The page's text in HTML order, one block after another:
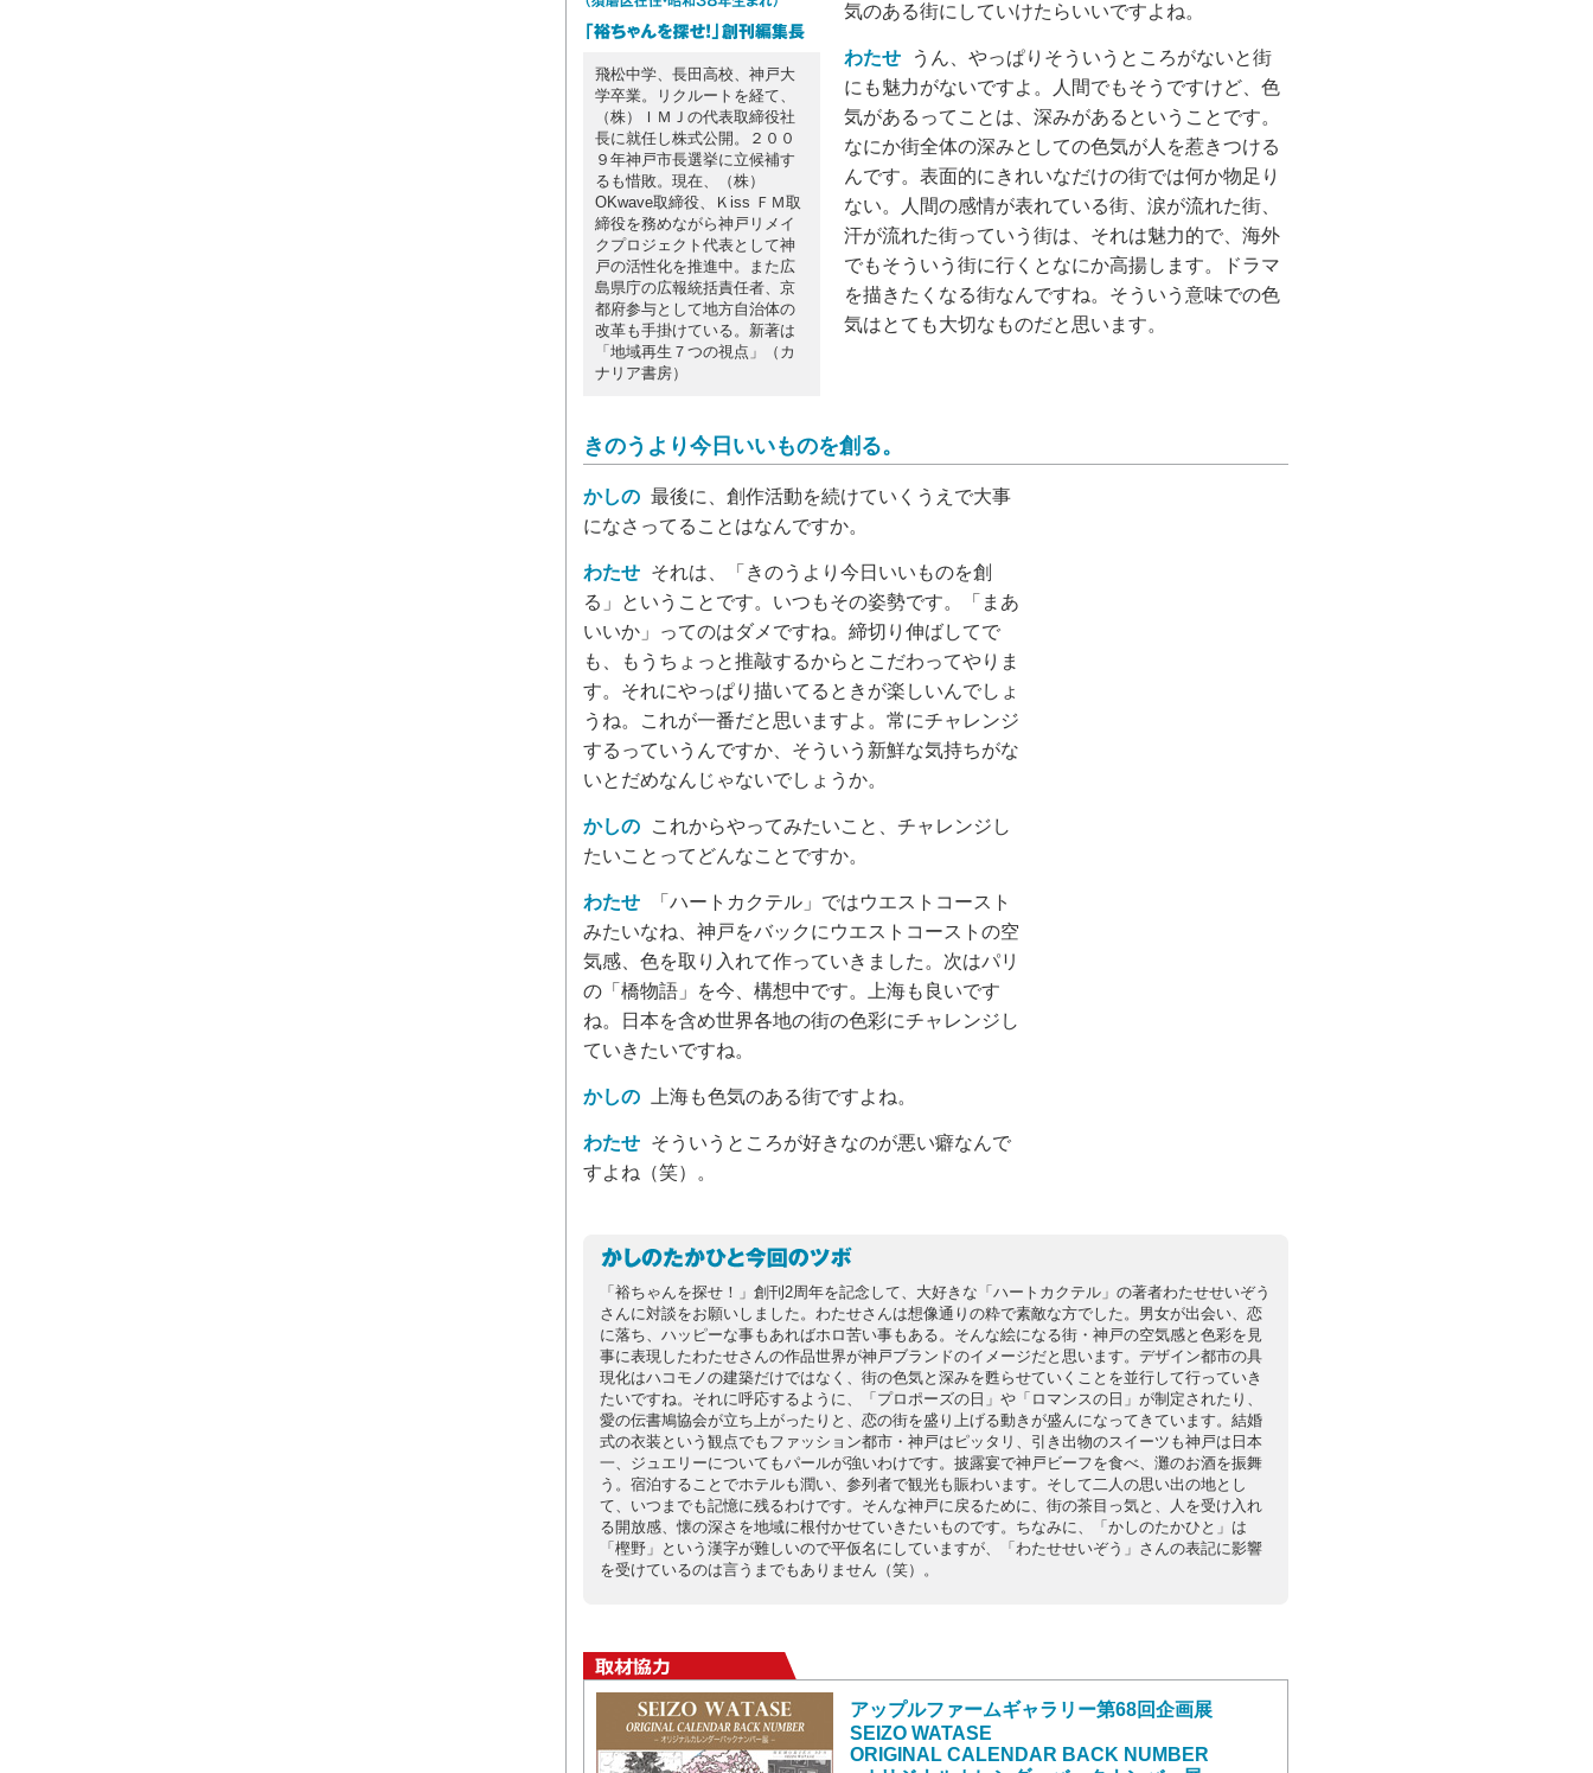
飛松中学、長田高校、神戸大
学卒業。リクルートを経て、
（株）ＩＭＪの代表取締役社
長に就任し株式公開。２００
９年神戸市長選挙に立候補す
るも惜敗。現在、（株）
OKwave取締役、Ｋiss ＦＭ取
締役を務めながら神戸リメイ
クプロジェクト代表として神
戸の活性化を推進中。また広
島県庁の広報統括責任者、京
都府参与として地方自治体の
改革も手掛けている。新著は
「地域再生７つの視点」（カ
ナリア書房）
気のある街にしていけたらいいですよね。
わたせ
うん、やっぱりそういうところがないと街
にも魅力がないですよ。人間でもそうですけど、色
気があるってことは、深みがあるということです。
なにか街全体の深みとしての色気が人を惹きつける
んです。表面的にきれいなだけの街では何か物足り
ない。人間の感情が表れている街、涙が流れた街、
汗が流れた街っていう街は、それは魅力的で、海外
でもそういう街に行くとなにか高揚します。ドラマ
を描きたくなる街なんですね。そういう意味での色
気はとても大切なものだと思います。
きのうより今日いいものを創る。
かしの 最後に、創作活動を続けていくうえで大事
になさってることはなんですか。
わたせ それは、「きのうより今日いいものを創
る」ということです。いつもその姿勢です。「まあ
いいか」ってのはダメですね。締切り伸ばしてで
も、もうちょっと推敲するからとこだわってやりま
す。それにやっぱり描いてるときが楽しいんでしょ
うね。これが一番だと思いますよ。常にチャレンジ
するっていうんですか、そういう新鮮な気持ちがな
いとだめなんじゃないでしょうか。
かしの
これからやってみたいこと、チャレンジし
たいことってどんなことですか。
わたせ
「ハートカクテル」ではウエストコースト
みたいなね、神戸をバックにウエストコーストの空
気感、色を取り入れて作っていきました。次はパリ
の「橋物語」を今、構想中です。上海も良いです
ね。日本を含め世界各地の街の色彩にチャレンジし
ていきたいですね。
かしの 上海も色気のある街ですよね。
わたせ そういうところが好きなのが悪い癖なんで
すよね（笑）。
「裕ちゃんを探せ！」創刊2周年を記念して、大好きな「ハートカクテル」の著者わたせせいぞう
さんに対談をお願いしました。わたせさんは想像通りの粋で素敵な方でした。男女が出会い、恋
に落ち、ハッピーな事もあればホロ苦い事もある。そんな絵になる街・神戸の空気感と色彩を見
事に表現したわたせさんの作品世界が神戸ブランドのイメージだと思います。デザイン都市の具
現化はハコモノの建築だけではなく、街の色気と深みを甦らせていくことを並行して行っていき
たいですね。それに呼応するように、「プロポーズの日」や「ロマンスの日」が制定されたり、
愛の伝書鳩協会が立ち上がったりと、恋の街を盛り上げる動きが盛んになってきています。結婚
式の衣装という観点でもファッション都市・神戸はピッタリ、引き出物のスイーツも神戸は日本
一、ジュエリーについてもパールが強いわけです。披露宴で神戸ビーフを食べ、灘のお酒を振舞
う。宿泊することでホテルも潤い、参列者で観光も賑わいます。そして二人の思い出の地とし
て、いつまでも記憶に残るわけです。そんな神戸に戻るために、街の茶目っ気と、人を受け入れ
る開放感、懐の深さを地域に根付かせていきたいものです。ちなみに、「かしのたかひと」は
「樫野」という漢字が難しいので平仮名にしていますが、「わたせせいぞう」さんの表記に影響
を受けているのは言うまでもありません（笑）。
アップルファームギャラリー第68回企画展
SEIZO WATASE
ORIGINAL CALENDAR BACK NUMBER